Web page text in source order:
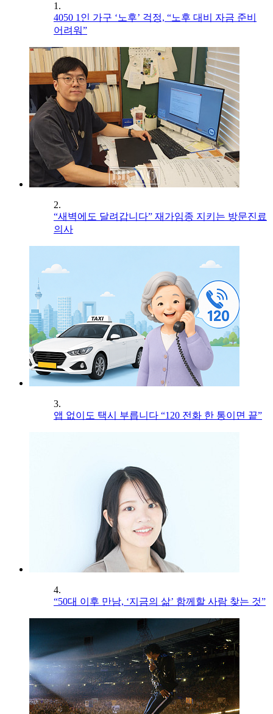
1.
4050 1인 가구 ‘노후’ 걱정, “노후 대비 자금 준비
어려워”
2.
“새벽에도 달려갑니다” 재가임종 지키는 방문진료
의사
3.
앱 없이도 택시 부릅니다 “120 전화 한 통이면 끝”
4.
“50대 이후 만남, ‘지금의 삶’ 함께할 사람 찾는 것”